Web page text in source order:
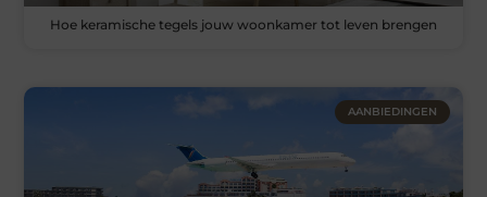
Hoe keramische tegels jouw woonkamer tot leven brengen
AANBIEDINGEN